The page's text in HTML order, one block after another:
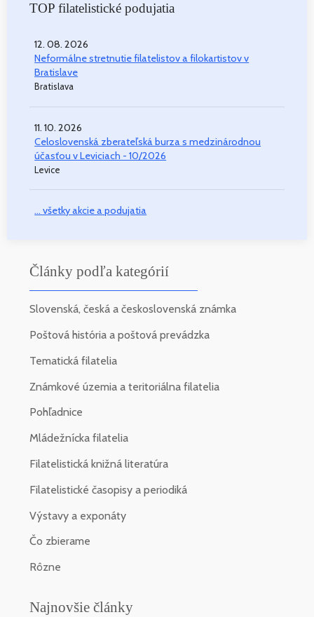
TOP filatelistické podujatia
12. 08. 2026
Neformálne stretnutie filatelistov a filokartistov v
Bratislave
Bratislava
11. 10. 2026
Celoslovenská zberateľská burza s medzinárodnou
účasťou v Leviciach - 10/2026
Levice
... všetky akcie a podujatia
Články podľa kategórií
Slovenská, česká a československá známka
Poštová história a poštová prevádzka
Tematická filatelia
Známkové územia a teritoriálna filatelia
Pohľadnice
Mládežnícka filatelia
Filatelistická knižná literatúra
Filatelistické časopisy a periodiká
Výstavy a exponáty
Čo zbierame
Rôzne
Najnovšie články